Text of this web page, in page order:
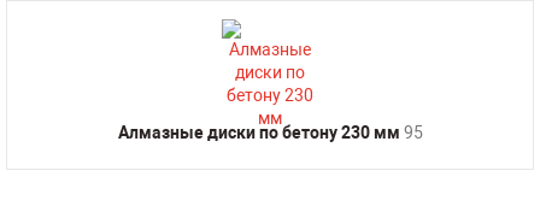
Алмазные диски по бетону 230 мм 95